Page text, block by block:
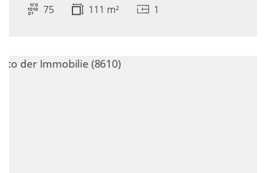
75 111 m² 1